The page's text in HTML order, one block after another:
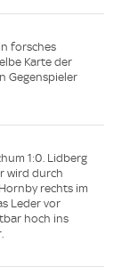
forsches
Karte der
Gegenspieler
1:0. Lidberg
wird durch
rechts im
Leder vor
hoch ins